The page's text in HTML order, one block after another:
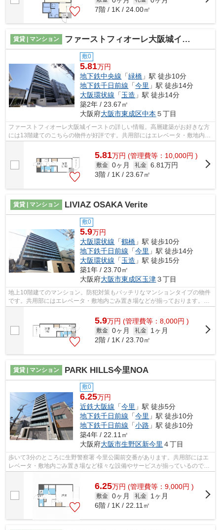
7階 / 1K / 24.00㎡
賃貸 | マンション ファーストフィオーレ大阪城イースト
敷0
5.81万円
地下鉄中央線 「緑橋 」駅 徒歩10分
地下鉄千日前線 「今里 」駅 徒歩14分
大阪環状線 「玉造 」駅 徒歩14分
築2年 / 23.67㎡
大阪府大阪市東成区中本 ５丁目
ファーストフィオーレ大阪城イーストの詳しい情報。高層建築がお好きな方
には13階建てのこちらの物件が好評です。共用部にはエレベータ・敷地内ご
み置き場などが備わっておりとても充...
5.81万円 (管理費等：10,000円 )
敷金 0ヶ月 礼金 6.81万円
3階 / 1K / 23.67㎡
賃貸 | マンション LIVIAZ OSAKA Verite
敷0
5.9万円
大阪環状線 「鶴橋 」駅 徒歩10分
地下鉄千日前線 「今里 」駅 徒歩14分
大阪環状線 「玉造 」駅 徒歩15分
築1年 / 23.70㎡
大阪府大阪市東成区玉津３丁目
地上10階建てのマンション。防犯対策もバッチリなマンションタイプの物件
です。共用部にはエレベータ・敷地内ごみ置き場などが揃っております。調
べ物も買い物もパソコン一台で。イン...
5.9万円 (管理費等：8,000円 )
敷金 0ヶ月 礼金
1ヶ月
2階 / 1K / 23.70㎡
賃貸 | マンション PARK HILLS今里NOA
敷0
6.25万円
近鉄大阪線 「今里 」駅 徒歩5分
地下鉄千日前線 「今里 」駅 徒歩10分
地下鉄千日前線 「小路 」駅 徒歩10分
築4年 / 22.11㎡
大阪府大阪市生野区新今里 ４丁目
歩いて3分のところに生野警察署 今里公園前交番があります。共用部にはエ
レベータ・敷地内ごみ置き場など様々な設備やサービスが揃っているので便
6.25万円 (管理費等：9,000円 )
敷金 0ヶ月 礼金
1ヶ月
6階 / 1K / 22.11㎡